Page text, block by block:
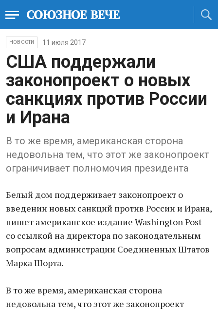
НОВОСТИ 11 июля 2017
США поддержали
законопроект о новых
санкциях против России
и Ирана
В то же время, американская сторона
недовольна тем, что этот же законопроект
ограничивает полномочия президента
Белый дом поддерживает законопроект о
введении новых санкций против России и Ирана,
пишет американское издание Washington Post
со ссылкой на директора по законодательным
вопросам администрации Соединенных Штатов
Марка Шорта.
В то же время, американская сторона
недовольна тем, что этот же законопроект